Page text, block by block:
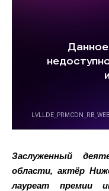
Заслуженный
области, актёр
лауреат премии